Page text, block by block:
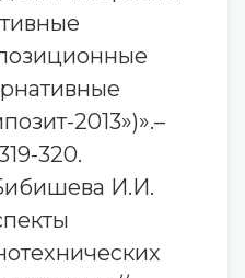
2013»)».–
320.
И.И.